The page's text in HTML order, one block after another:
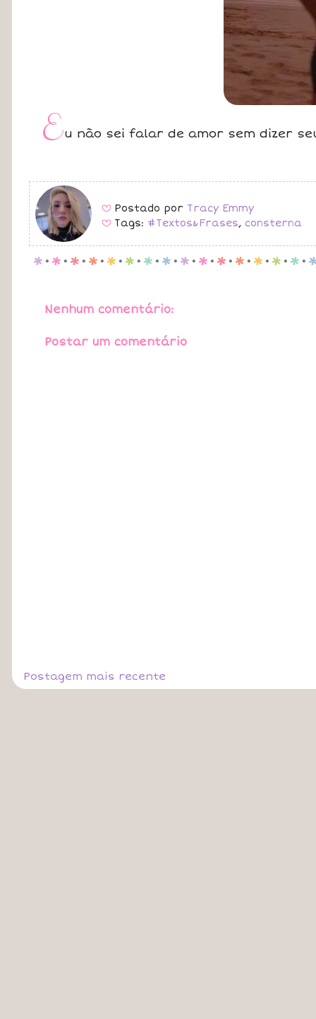
Eu não sei falar de amor sem dizer
B Postado por Tracy Emmy
B Tags: #Textos&Frases, consterna
p . p . p . p . p . p . p . p . p . p . p . p . p . p . p .
Nenhum comentário:
Postar um comentário
Postagem mais recente